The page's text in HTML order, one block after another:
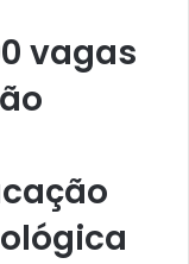
vagas